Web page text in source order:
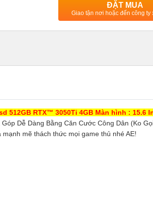
ĐẶT MUA
Giao tận nơi hoặc đến công ty
512GB RTX™ 3050Ti 4GB Màn hình : 15.6
Dễ Dàng Bằng Căn Cước Công Dân (Ko
mẽ thách thức mọi game thủ nhé AE!